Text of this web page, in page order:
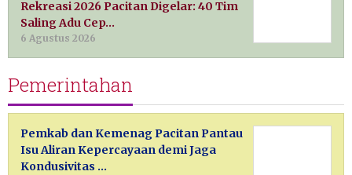
Rekreasi 2026 Pacitan Digelar: 40 Tim
Saling Adu Cep…
6 Agustus 2026
Pemerintahan
Pemkab dan Kemenag Pacitan Pantau
Isu Aliran Kepercayaan demi Jaga
Kondusivitas …